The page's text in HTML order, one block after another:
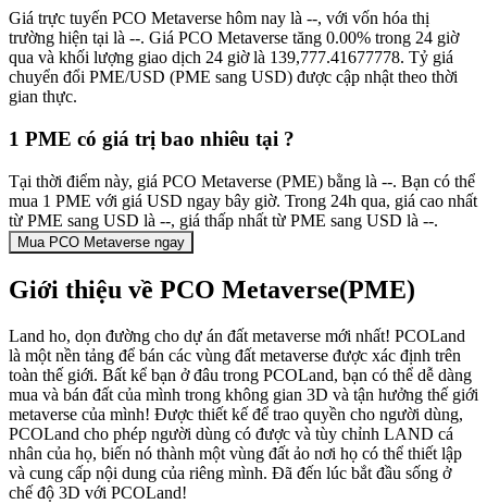
Giá trực tuyến PCO Metaverse hôm nay là --, với vốn hóa thị
trường hiện tại là --. Giá PCO Metaverse tăng 0.00% trong 24 giờ
qua và khối lượng giao dịch 24 giờ là 139,777.41677778. Tỷ giá
chuyển đổi PME/USD (PME sang USD) được cập nhật theo thời
gian thực.
1 PME có giá trị bao nhiêu tại ?
Tại thời điểm này, giá PCO Metaverse (PME) bằng là --. Bạn có thể
mua 1 PME với giá USD ngay bây giờ. Trong 24h qua, giá cao nhất
từ PME sang USD là --, giá thấp nhất từ PME sang USD là --.
Mua PCO Metaverse ngay
Giới thiệu về PCO Metaverse(PME)
Land ho, dọn đường cho dự án đất metaverse mới nhất! PCOLand
là một nền tảng để bán các vùng đất metaverse được xác định trên
toàn thế giới. Bất kể bạn ở đâu trong PCOLand, bạn có thể dễ dàng
mua và bán đất của mình trong không gian 3D và tận hưởng thế giới
metaverse của mình! Được thiết kế để trao quyền cho người dùng,
PCOLand cho phép người dùng có được và tùy chỉnh LAND cá
nhân của họ, biến nó thành một vùng đất ảo nơi họ có thể thiết lập
và cung cấp nội dung của riêng mình. Đã đến lúc bắt đầu sống ở
chế độ 3D với PCOLand!